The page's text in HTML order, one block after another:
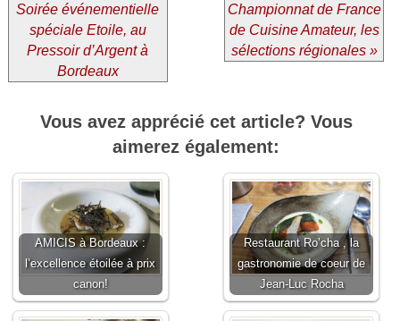
Soirée événementielle
spéciale Etoile, au
Pressoir d’Argent à
Bordeaux
Championnat de France
de Cuisine Amateur, les
sélections régionales »
Vous avez apprécié cet article? Vous
aimerez également:
AMICIS à Bordeaux :
l’excellence étoilée à prix
canon!
Restaurant Ro’cha , la
gastronomie de coeur de
Jean-Luc Rocha